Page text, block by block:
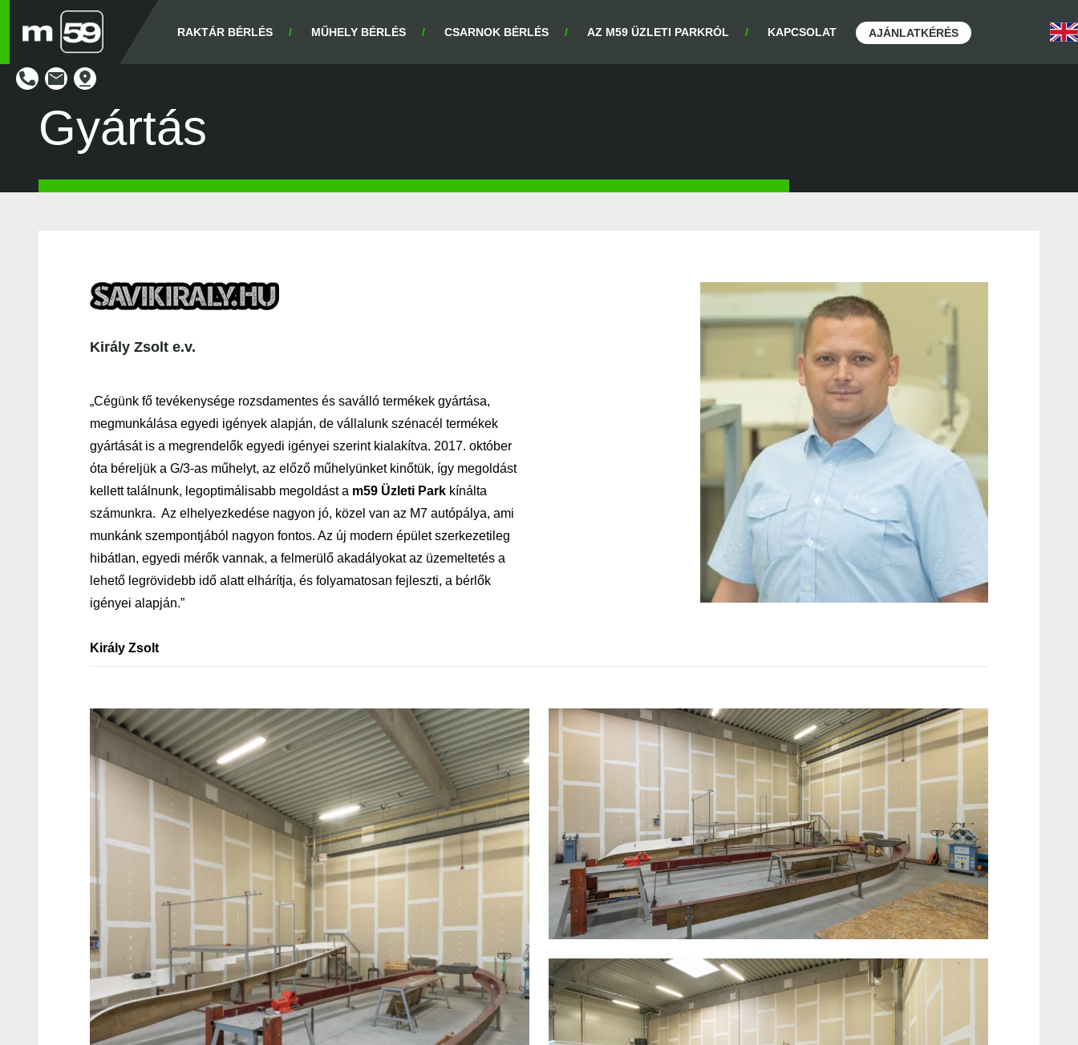
RAKTÁR BÉRLÉS MŰHELY BÉRLÉS CSARNOK BÉRLÉS AZ M59 ÜZLETI PARKRÓL KAPCSOLAT AJÁNLATKÉRÉS
Gyártás
Király Zsolt e.v.
„Cégünk fő tevékenysége rozsdamentes és saválló termékek gyártása,
megmunkálása egyedi igények alapján, de vállalunk szénacél termékek
gyártását is a megrendelők egyedi igényei szerint kialakítva. 2017. október
óta béreljük a G/3-as műhelyt, az előző műhelyünket kinőtük, így megoldást
kellett találnunk, legoptimálisabb megoldást a m59 Üzleti Park kínálta
számunkra. Az elhelyezkedése nagyon jó, közel van az M7 autópálya, ami
munkánk szempontjából nagyon fontos. Az új modern épület szerkezetileg
hibátlan, egyedi mérők vannak, a felmerülő akadályokat az üzemeltetés a
lehető legrövidebb idő alatt elhárítja, és folyamatosan fejleszti, a bérlők
igényei alapján.”
Király Zsolt